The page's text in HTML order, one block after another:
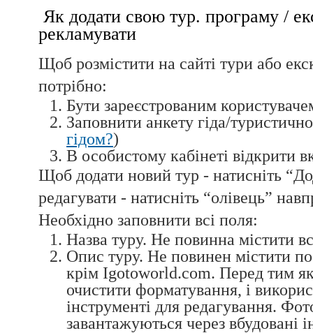
Як додати свою тур. програму /
рекламувати
Щоб розмістити на сайті тури або
потрібно:
Бути зареєстрованим
Заповнити анкету гіда/
гідом?)
В особистому кабінеті відкрити
Щоб додати новий тур - натисніть
редагувати - натисніть “олівець”
Необхідно заповнити всі поля:
Назва туру. Не повинна містити
Опис туру. Не повинен містити
крім Igotoworld.com. Перед тим
очистити форматування, і
інструменті для редагування.
завантажуються через вбудовані